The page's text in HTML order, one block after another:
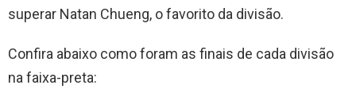
superar Natan Chueng, o favorito da divisão.
Confira abaixo como foram as finais de cada divisão
na faixa-preta: